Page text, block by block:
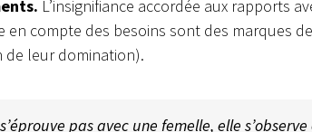
L’insignifiance accordée aux rapports
en compte des besoins sont des marques
leur domination).
pas avec une femelle, elle